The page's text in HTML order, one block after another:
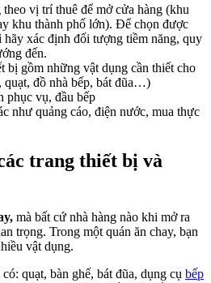
vị trí thuê để mở cửa hàng (khu
khu thành phố lớn). Để chọn được
hãy xác định đối tượng tiềm năng, quy
đến.
bị gồm những vật dụng cần thiết cho
quạt, đồ nhà bếp, bát đũa…)
phục vụ, đầu bếp
như quảng cáo, điện nước, mua thực
trang thiết bị và
mà bất cứ nhà hàng nào khi mở ra
trọng. Trong một quán ăn chay, bạn
vật dụng.
quạt, bàn ghế, bát đũa, dụng cụ bếp